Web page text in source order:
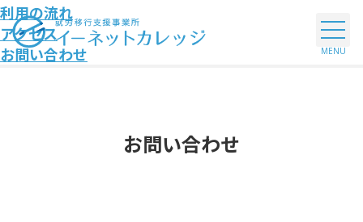
利用の流れ
アクセス
お問い合わせ
お問い合わせ